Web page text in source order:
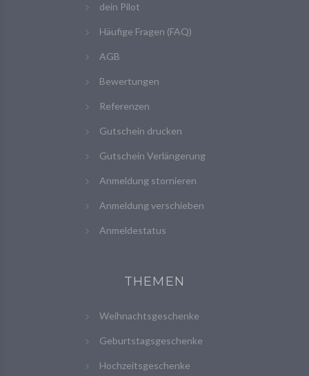
dein Pilot
Häufige Fragen (FAQ)
AGB
Bewertungen
Referenzen
Gutschein drucken
Gutschein Verlängerung
Anmeldung stornieren
Anmeldung verschieben
Anmeldestatus
THEMEN
Weihnachtsgeschenke
Geburtstagsgeschenke
Hochzeitsgeschenke